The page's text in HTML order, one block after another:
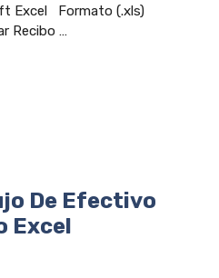
Excel Formato (.xls)
Recibo …
De Efectivo
Excel